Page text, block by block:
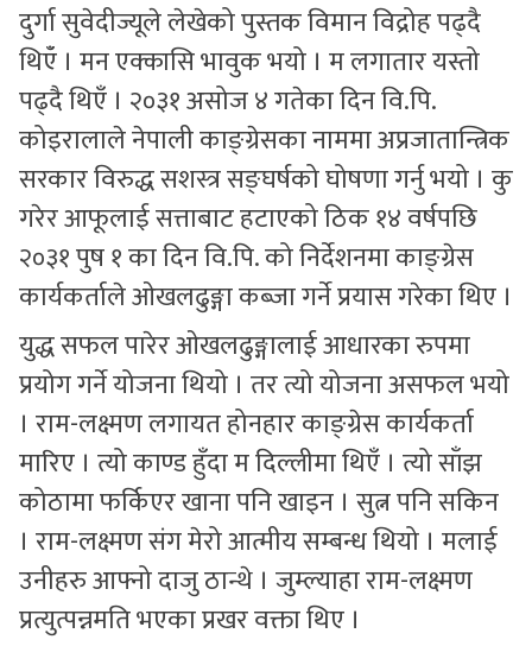
दुर्गा सुवेदीज्यूले लेखेको पुस्तक विमान विद्रोह पढ्दै
थिऍं । मन एक्कासि भावुक भयो । म लगातार यस्तो
पढ्दै थिएँ । २०३१ असोज ४ गतेका दिन वि.पि.
कोइरालाले नेपाली काङ्ग्रेसका नाममा अप्रजातान्त्रिक
सरकार विरुद्ध सशस्त्र सङ्घर्षको घोषणा गर्नु भयो । कु
गरेर आफूलाई सत्ताबाट हटाएको ठिक १४ वर्षपछि
२०३१ पुष १ का दिन वि.पि. को निर्देशनमा काङ्ग्रेस
कार्यकर्ताले ओखलढुङ्गा कब्जा गर्ने प्रयास गरेका थिए ।
युद्ध सफल पारेर ओखलढुङ्गालाई आधारका रुपमा
प्रयोग गर्ने योजना थियो । तर त्यो योजना असफल भयो
। राम-लक्ष्मण लगायत होनहार काङ्ग्रेस कार्यकर्ता
मारिए । त्यो काण्ड हुँदा म दिल्लीमा थिएँ । त्यो साँझ
कोठामा फर्किएर खाना पनि खाइन । सुत्न पनि सकिन
। राम-लक्ष्मण संग मेरो आत्मीय सम्बन्ध थियो । मलाई
उनीहरु आफ्नो दाजु ठान्थे । जुम्ल्याहा राम-लक्ष्मण
प्रत्युत्पन्नमति भएका प्रखर वक्ता थिए ।